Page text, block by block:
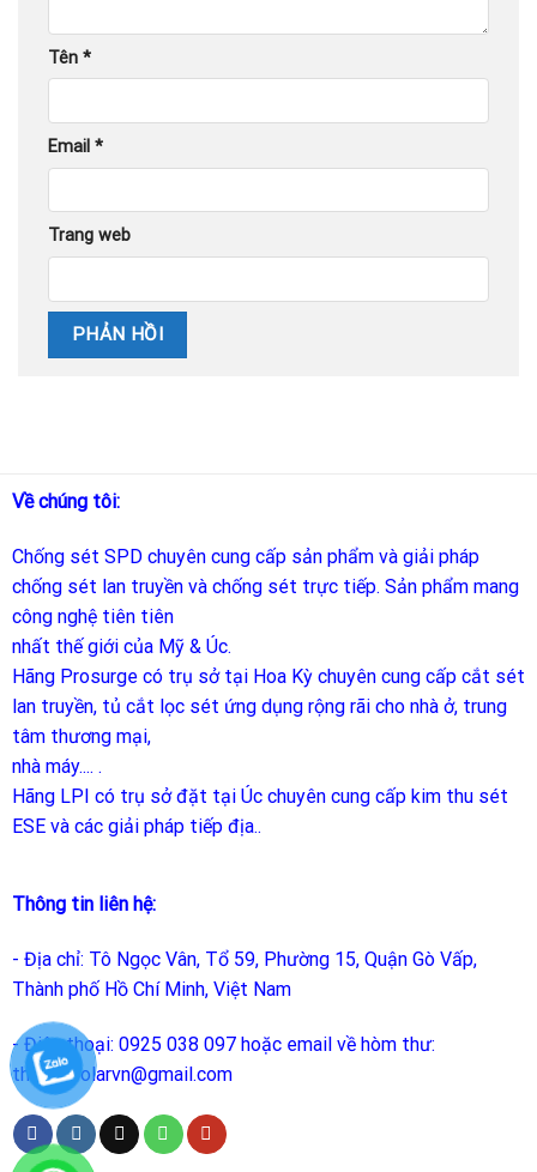
Tên *
Email *
Trang web
Về chúng tôi:
Chống sét SPD chuyên cung cấp sản phẩm và giải pháp
chống sét lan truyền và chống sét trực tiếp. Sản phẩm mang
công nghệ tiên tiên
nhất thế giới của Mỹ & Úc.
Hãng Prosurge có trụ sở tại Hoa Kỳ chuyên cung cấp cắt sét
lan truyền, tủ cắt lọc sét ứng dụng rộng rãi cho nhà ở, trung
tâm thương mại,
nhà máy.... .
Hãng LPI có trụ sở đặt tại Úc chuyên cung cấp kim thu sét
ESE và các giải pháp tiếp địa..
Thông tin liên hệ:
- Địa chỉ: Tô Ngọc Vân, Tổ 59, Phường 15, Quận Gò Vấp,
Thành phố Hồ Chí Minh, Việt Nam
- Điện thoại: 0925 038 097 hoặc email về hòm thư:
thietbisolarvn@gmail.com